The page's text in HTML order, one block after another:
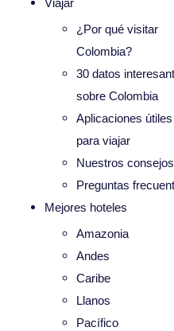
Viajar
¿Por qué visitar
Colombia?
30 datos
sobre Colombia
Aplicaciones útiles
para viajar
Nuestros consejos
Preguntas
Mejores hoteles
Amazonia
Andes
Caribe
Llanos
Pacífico